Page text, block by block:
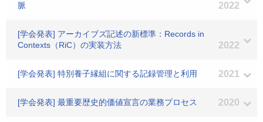
脈
2022
[学会発表] アーカイブズ記述の新標準：Records in
Contexts（RiC）の実装方法
2022
[学会発表] 特別養子縁組に関する記録管理と利用 2021
[学会発表] 最重要歴史的価値宣言の業務プロセス 2020